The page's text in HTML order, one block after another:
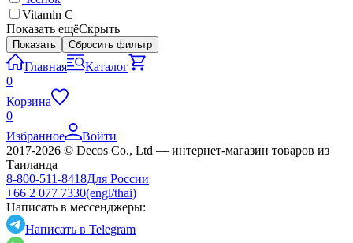
Vitamin C
Показать ещёСкрыть
Показать Сбросить фильтр
Главная
Каталог
0
Корзина
0
Избранное
Войти
2017-2026 © Decos Co., Ltd — интернет-магазин товаров из
Таиланда
8-800-511-8418Для России
+66 2 077 7330(engl/thai)
Написать в мессенджеры:
Написать в Telegram